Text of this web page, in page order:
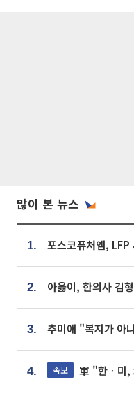
많이 본 뉴스
1.
2.
3.
4. 속보 軍 "한ㆍ미, 北